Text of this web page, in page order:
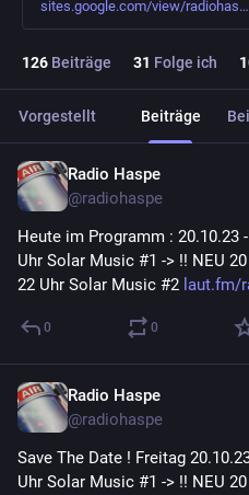
sites.google.com/view/radiohas
126 Beiträge 31 Folge ich
Vorgestellt Beiträge
Radio Haspe
@radiohaspe
Heute im Programm : 20.10.23
Uhr Solar Music #1 -> !! NEU 20
22 Uhr Solar Music #2 laut.fm/
0 0
Radio Haspe
@radiohaspe
Save The Date ! Freitag
Uhr Solar Music #1 -> !! NEU 20